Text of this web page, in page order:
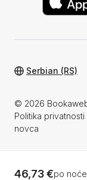
46,73 €po
© 2026
Politika privatnosti
novca
Serbian (RS)